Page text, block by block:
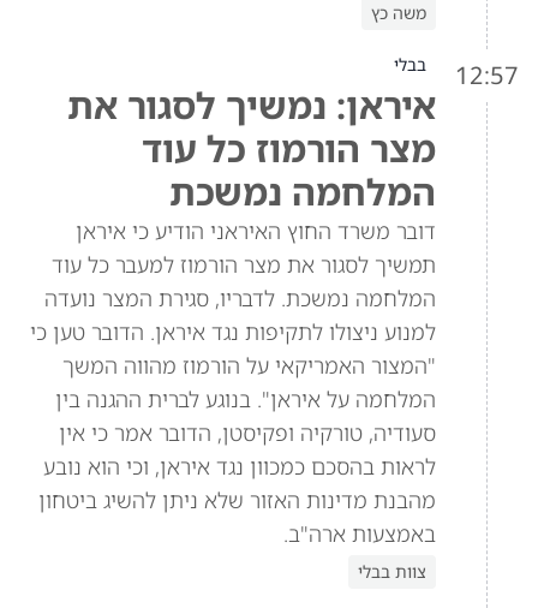
משה כץ
12:57 בבלי
איראן: נמשיך לסגור את
מצר הורמוז כל עוד
המלחמה נמשכת
דובר משרד החוץ האיראני הודיע כי איראן
תמשיך לסגור את מצר הורמוז למעבר כל עוד
המלחמה נמשכת. לדבריו, סגירת המצר נועדה
למנוע ניצולו לתקיפות נגד איראן. הדובר טען כי
"המצור האמריקאי על הורמוז מהווה המשך
המלחמה על איראן". בנוגע לברית ההגנה בין
סעודיה, טורקיה ופקיסטן, הדובר אמר כי אין
לראות בהסכם כמכוון נגד איראן, וכי הוא נובע
מהבנת מדינות האזור שלא ניתן להשיג ביטחון
באמצעות ארה"ב.
צוות בבלי